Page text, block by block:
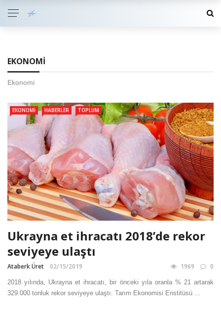
EKONOMI
Ekonomi
EKONOMI HABERLER TOPLUM
Ukrayna et ihracatı 2018’de rekor
seviyeye ulaştı
Ataberk Üret 02/15/2019 1969 0
2018 yılında, Ukrayna et ihracatı, bir önceki yıla oranla % 21 artarak
329.000 tonluk rekor seviyeye ulaştı. Tarım Ekonomisi Enstitüsü ...